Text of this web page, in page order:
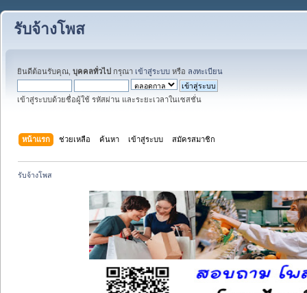
รับจ้างโพส
ยินดีต้อนรับคุณ, บุคคลทั่วไป กรุณา เข้าสู่ระบบ หรือ ลงทะเบียน
เข้าสู่ระบบด้วยชื่อผู้ใช้ รหัสผ่าน และระยะเวลาในเซสชั่น
หน้าแรก ช่วยเหลือ ค้นหา เข้าสู่ระบบ สมัครสมาชิก
รับจ้างโพส